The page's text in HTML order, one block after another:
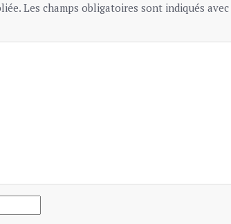
Les champs obligatoires sont indiqués avec